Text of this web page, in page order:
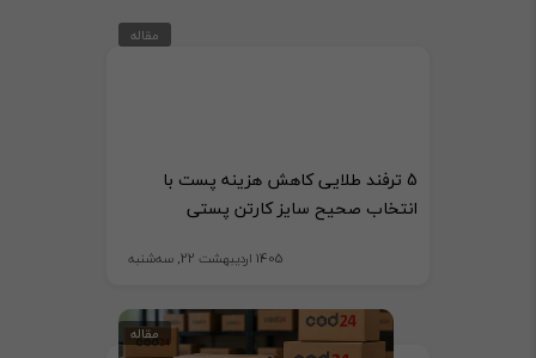
مقاله
5 ترفند طلایی کاهش هزینه پست با
انتخاب صحیح سایز کارتن پستی
1405 اردیبهشت 22, سه‌شنبه
مقاله